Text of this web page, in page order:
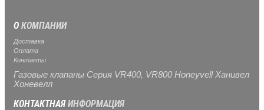
О КОМПАНИИ
Доставка
Оплата
Контакты
Газовые клапаны Серия VR400, VR800 Honeyvell Ханивел
Хоневелл
КОНТАКТНАЯИНФОРМАЦИЯ